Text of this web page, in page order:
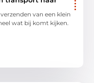
van een klein
wat bij komt kijken.